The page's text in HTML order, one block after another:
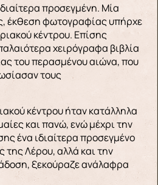
προσεγμένη. Μία
έκθεση φωτογραφίας υπήρχε
κέντρου. Επίσης
χειρόγραφα βιβλία
του περασμένου αιώνα, που
τους
κέντρου ήταν κατάλληλα
και πανώ, ενώ μέχρι την
ένα ιδιαίτερα προσεγμένο
της Λέρου, αλλά και την
ξεκούραζε ανάλαφρα